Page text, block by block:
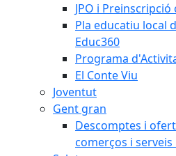
JPO i Preinscripció
Pla educatiu local
Educ360
Programa
El Conte Viu
Joventut
Gent gran
Descomptes i
comerços i serveis